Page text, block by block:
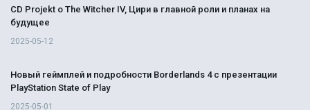
CD Projekt о The Witcher IV, Цири в главной роли и планах на
будущее
2025-05-12
Новый геймплей и подробности Borderlands 4 с презентации
PlayStation State of Play
2025-05-01